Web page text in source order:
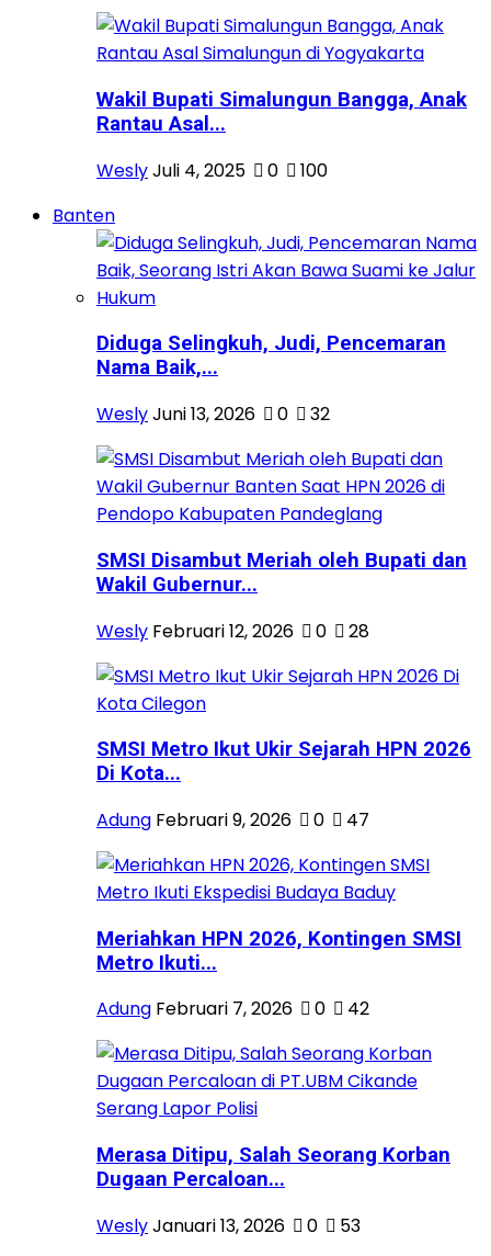
Wakil Bupati Simalungun Bangga, Anak
Rantau Asal...
WeslyJuli 4, 2025 0
100
Banten
Diduga Selingkuh, Judi, Pencemaran
Nama Baik,...
WeslyJuni 13, 2026 0 32
SMSI Disambut Meriah oleh Bupati dan
Wakil Gubernur...
Wesly Februari 12, 2026 0 28
SMSI Metro Ikut Ukir Sejarah HPN 2026
Di Kota...
Adung Februari 9, 2026 0 47
Meriahkan HPN 2026, Kontingen SMSI
Metro Ikuti...
Adung Februari 7, 2026 0 42
Merasa Ditipu, Salah Seorang Korban
Dugaan Percaloan...
WeslyJanuari 13, 2026 0
53